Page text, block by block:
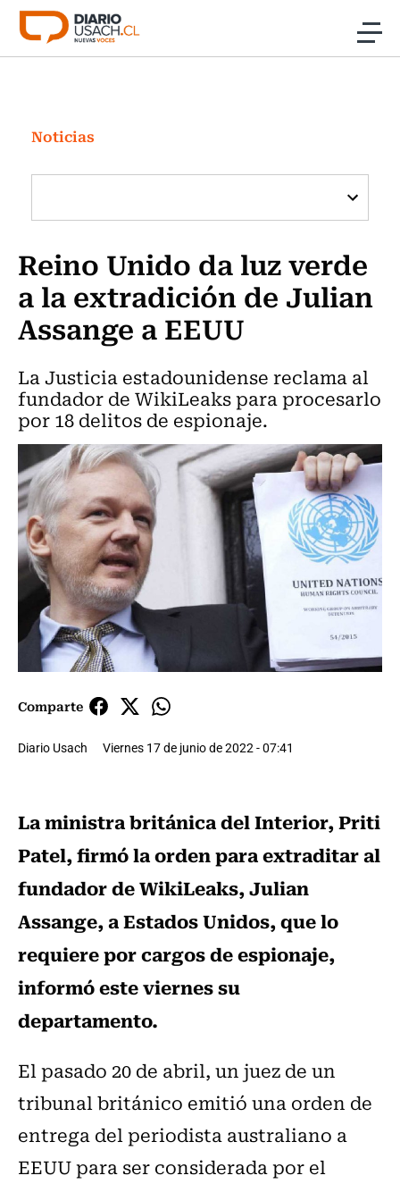
Click acá para ir directamente al contenido
Investigación
Cultura
Programas Radio y TV Usach
Noticias
Reino Unido da luz verde
a la extradición de Julian
Assange a EEUU
La Justicia estadounidense reclama al
fundador de WikiLeaks para procesarlo
por 18 delitos de espionaje.
Comparte
Diario Usach Viernes 17 de junio de 2022 - 07:41
La ministra británica del Interior, Priti
Patel, firmó la orden para extraditar al
fundador de WikiLeaks, Julian
Assange, a Estados Unidos, que lo
requiere por cargos de espionaje,
informó este viernes su
departamento.
El pasado 20 de abril, un juez de un
tribunal británico emitió una orden de
entrega del periodista australiano a
EEUU para ser considerada por el